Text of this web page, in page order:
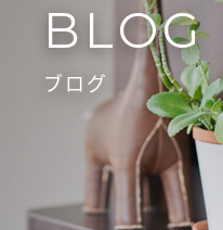
BLOG
ブログ